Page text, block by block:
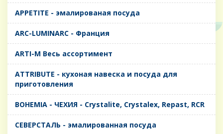
APPETITE - эмалированая посуда
ARC-LUMINARC - Франция
ARTI-M Весь ассортимент
ATTRIBUTE - кухоная навеска и посуда для
приготовления
BOHEMIA - ЧЕХИЯ - Crystalite, Crystalex, Repast, RCR
CЕВЕРСТАЛЬ - эмалированная посуда